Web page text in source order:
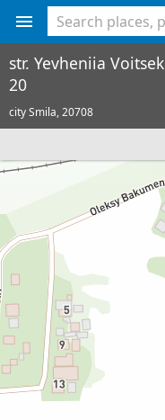
str. Yevheniia
20
city Smila,20708
<% console.log(hcard)